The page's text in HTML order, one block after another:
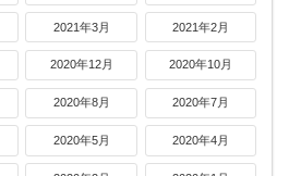
2021年3月 2021年2月
2020年12月 2020年10月
2020年8月 2020年7月
2020年5月 2020年4月